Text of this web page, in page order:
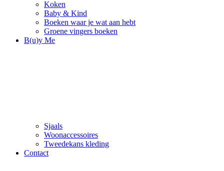
Koken
Baby & Kind
Boeken waar je wat aan hebt
Groene vingers boeken
B(u)y Me
Sjaals
Woonaccessoires
Tweedekans kleding
Contact